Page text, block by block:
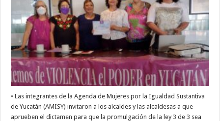
• Las integrantes de la Agenda de Mujeres por la Igualdad Sustantiva
de Yucatán (AMISY) invitaron a los alcaldes y las alcaldesas a que
aprueben el dictamen para que la promulgación de la ley 3 de 3 sea